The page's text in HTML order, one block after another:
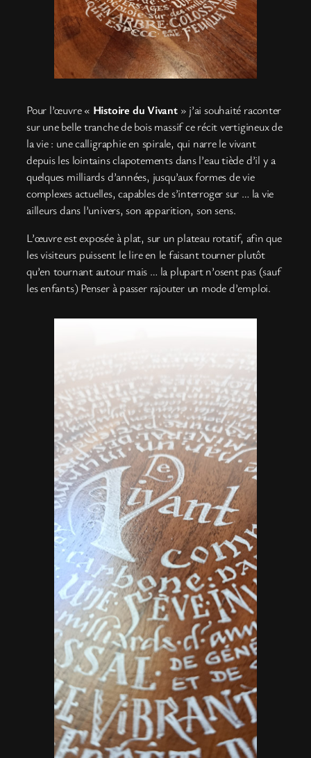
Pour l’œuvre « Histoire du Vivant» j’ai souhaité raconter
sur une belle tranche de bois massif ce récit vertigineux de
la vie : une calligraphie en spirale, qui narre le vivant
depuis les lointains clapotements dans l’eau tiède d’il y a
quelques milliards d’années, jusqu’aux formes de vie
complexes actuelles, capables de s’interroger sur … la vie
ailleurs dans l’univers, son apparition, son sens.
L’œuvre est exposée à plat, sur un plateau rotatif, afin que
les visiteurs puissent le lire en le faisant tourner plutôt
qu’en tournant autour mais … la plupart n’osent pas (sauf
les enfants) Penser à passer rajouter un mode d’emploi.